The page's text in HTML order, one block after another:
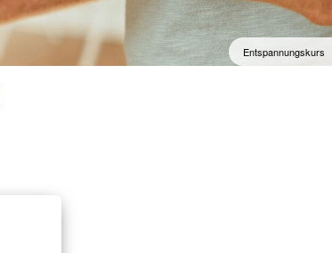
Entspannungskurs